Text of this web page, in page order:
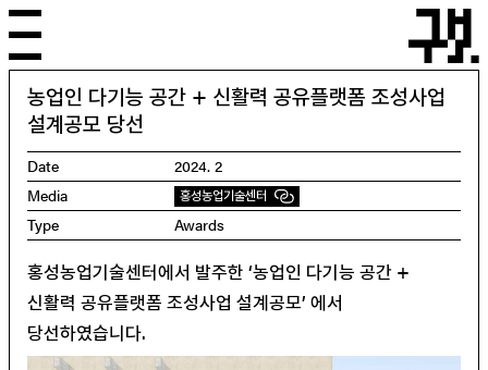
Skip
to
content
농업인 다기능 공간 + 신활력 공유플랫폼 조성사업
설계공모 당선
Date
2024. 2
Media
홍성농업기술센터
Type Awards
홍성농업기술센터에서 발주한 ‘농업인 다기능 공간 +
신활력 공유플랫폼 조성사업 설계공모’ 에서
당선하였습니다.